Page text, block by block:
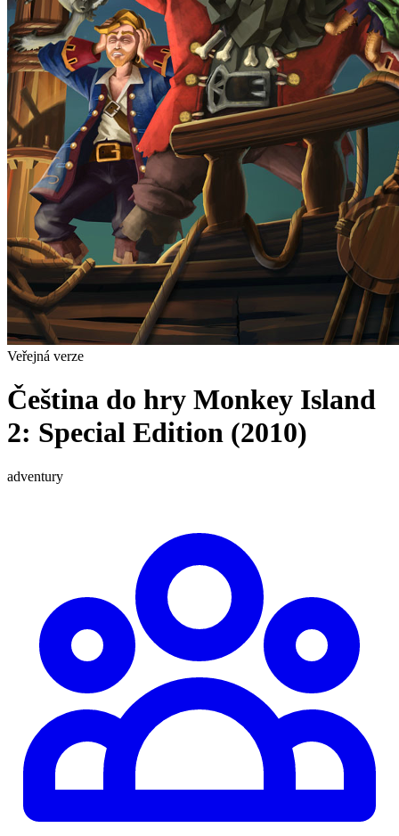
Veřejná verze
Čeština do hry Monkey Island
2: Special Edition (2010)
adventury